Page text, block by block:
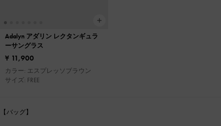
Adalyn アダリン レクタンギュラ
ーサングラス
¥ 11,900
カラー: エスプレッソブラウン
サイズ: FREE
【バッグ】